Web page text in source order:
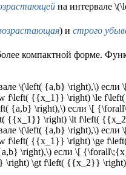
на интервале
) и строго
компактной форме.
\(\left( {a,b} \right),\)
f\left( {{x_1}} \right) \le
{a,b} \right),\) если \[
{{x_1}} \right) \lt f\left(
\(\left( {a,b} \right),\)
f\left( {{x_1}} \right) \ge
\right),\) если \[
\gt f\left( {{x_2}}